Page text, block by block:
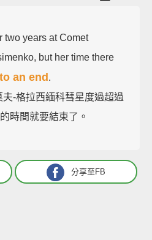
two years at Comet
but her time there
an end .
-格拉西緬科彗星度過超過
時間就要結束了。
分享至FB